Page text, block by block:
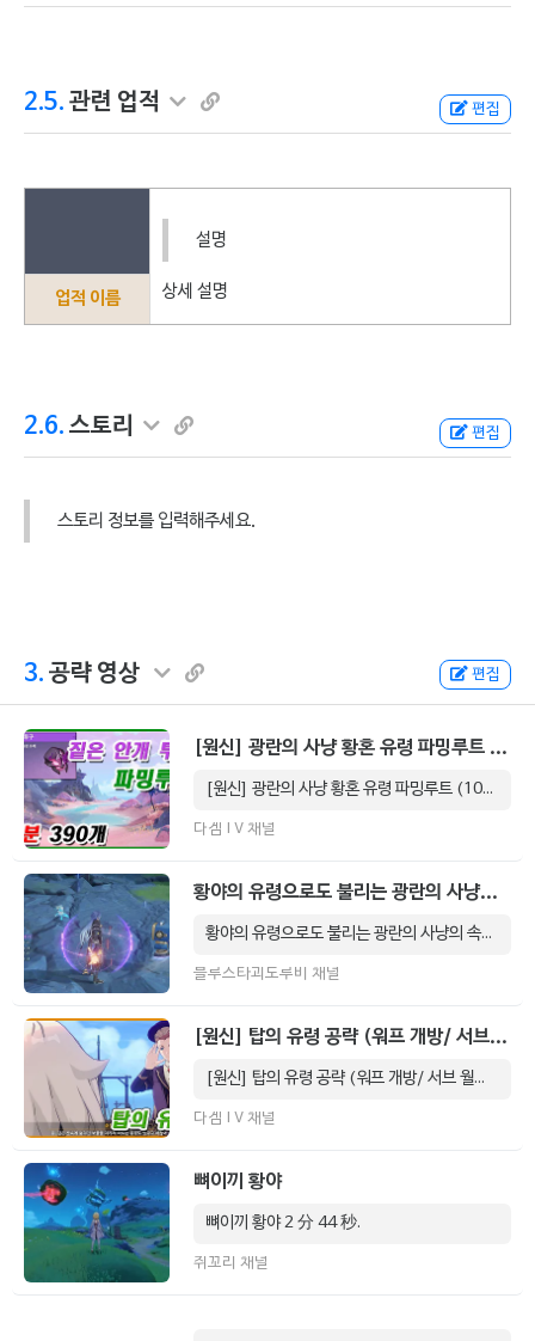
2.5. 관련 업적 편집
설명
상세 설명
업적 이름
2.6. 스토리 편집
스토리 정보를 입력해주세요.
3. 공략 영상 편집
[원신] 광란의 사냥 황혼 유령 파밍루트 (10분 390개)
[원신] 광란의 사냥 황혼 유령 파밍루트 (10분 390개) 10 分 37 秒.
다겜TV 채널
황야의 유령으로도 불리는 광란의 사냥의 속삭임을 들어보았다.(ver. korean)
황야의 유령으로도 불리는 광란의 사냥의 속삭임을 들어보았다.(ver. korean) 5 分 37 秒.
블루스타괴도루비 채널
[원신] 탑의 유령 공략 (워프 개방/ 서브 월드임무 / 6.5버전)
[원신] 탑의 유령 공략 (워프 개방/ 서브 월드임무 / 6.5버전) 10 分 3 秒.
다겜TV 채널
뼈이끼 황야
뼈이끼 황야 2 分 44 秒.
쥐꼬리 채널